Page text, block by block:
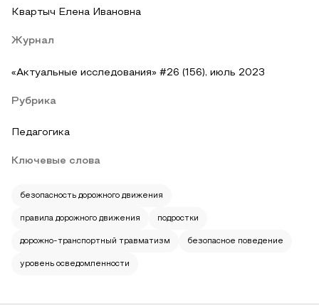
Квартыч Елена Ивановна
Журнал
«Актуальные исследования» #26 (156), июль 2023
Рубрика
Педагогика
Ключевые слова
безопасность дорожного движения
правила дорожного движения подростки
дорожно-транспортный травматизм безопасное поведение
уровень осведомленности